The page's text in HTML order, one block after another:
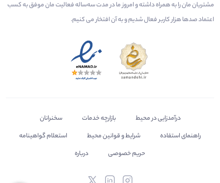
مشتریان مان را به همراه داشته و امروز ما در مدت سه‌ساله فعالیت مان موفق به کسب
اعتماد صدها هزار کاربر فعال شدیم و به آن افتخار می‌ کنیم.
درآمدزایی در محیط بازارچه خدمات
سخنرانان
راهنمای استفاده
شرایط و قوانین محیط
استعلام گواهینامه
حریم خصوصی
درباره